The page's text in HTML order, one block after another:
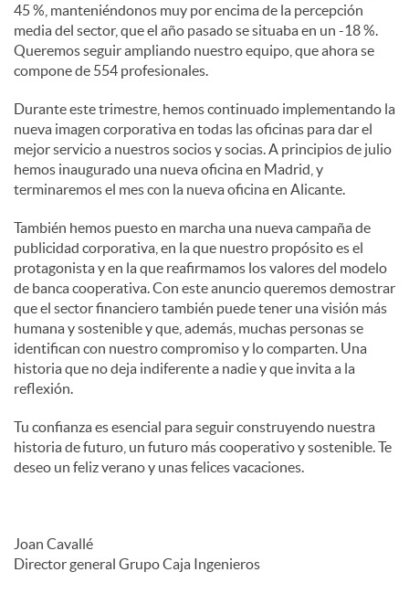
45 %, manteniéndonos muy por encima de la percepción
media del sector, que el año pasado se situaba en un -18 %.
Queremos seguir ampliando nuestro equipo, que ahora se
compone de 554 profesionales.
Durante este trimestre, hemos continuado implementando la
nueva imagen corporativa en todas las oficinas para dar el
mejor servicio a nuestros socios y socias. A principios de julio
hemos inaugurado una nueva oficina en Madrid, y
terminaremos el mes con la nueva oficina en Alicante.
También hemos puesto en marcha una nueva campaña de
publicidad corporativa, en la que nuestro propósito es el
protagonista y en la que reafirmamos los valores del modelo
de banca cooperativa. Con este anuncio queremos demostrar
que el sector financiero también puede tener una visión más
humana y sostenible y que, además, muchas personas se
identifican con nuestro compromiso y lo comparten. Una
historia que no deja indiferente a nadie y que invita a la
reflexión.
Tu confianza es esencial para seguir construyendo nuestra
historia de futuro, un futuro más cooperativo y sostenible. Te
deseo un feliz verano y unas felices vacaciones.
Joan Cavallé
Director general Grupo Caja Ingenieros